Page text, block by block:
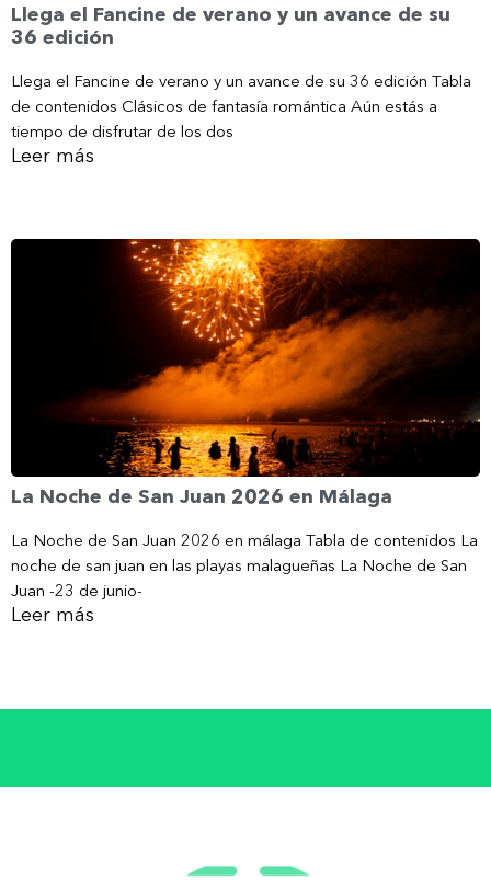
Llega el Fancine de verano y un avance de su
36 edición
Llega el Fancine de verano y un avance de su 36 edición Tabla
de contenidos Clásicos de fantasía romántica Aún estás a
tiempo de disfrutar de los dos
Leer más
La Noche de San Juan 2026 en Málaga
La Noche de San Juan 2026 en málaga Tabla de contenidos La
noche de san juan en las playas malagueñas La Noche de San
Juan -23 de junio-
Leer más